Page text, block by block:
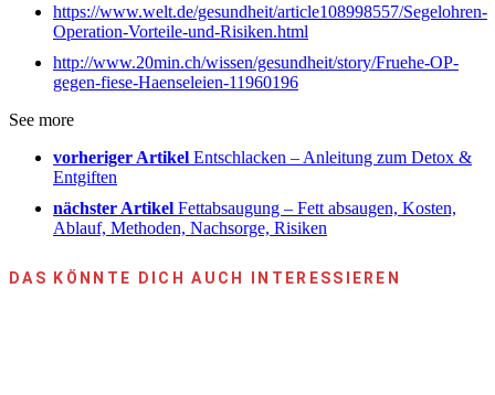
https://www.welt.de/gesundheit/article108998557/Segelohren-
Operation-Vorteile-und-Risiken.html
http://www.20min.ch/wissen/gesundheit/story/Fruehe-OP-
gegen-fiese-Haenseleien-11960196
See more
vorheriger Artikel Entschlacken – Anleitung zum Detox &
Entgiften
nächster Artikel Fettabsaugung – Fett absaugen, Kosten,
Ablauf, Methoden, Nachsorge, Risiken
DAS KÖNNTE DICH AUCH INTERESSIEREN